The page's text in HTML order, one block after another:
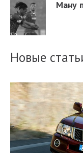
Ману
Новые